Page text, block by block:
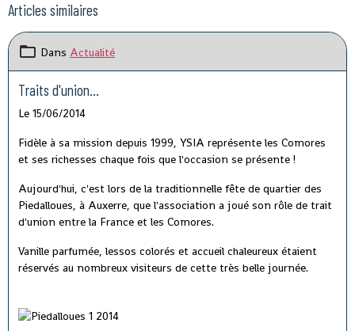
Articles similaires
Dans Actualité
Traits d'union...
Le 15/06/2014
Fidèle à sa mission depuis 1999, YSIA représente les Comores
et ses richesses chaque fois que l'occasion se présente !
Aujourd'hui, c'est lors de la traditionnelle fête de quartier des
Piedalloues, à Auxerre, que l'association a joué son rôle de trait
d'union entre la France et les Comores.
Vanille parfumée, lessos colorés et accueil chaleureux étaient
réservés au nombreux visiteurs de cette très belle journée.